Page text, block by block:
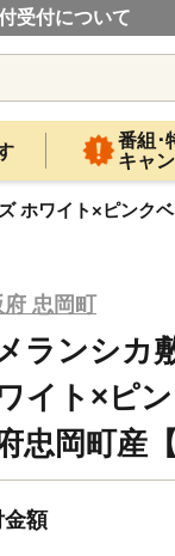
受付について
番組･
キャ
ホワイト×ピンク
忠岡町
ランシカ
イト×ピ
忠岡町産
金額